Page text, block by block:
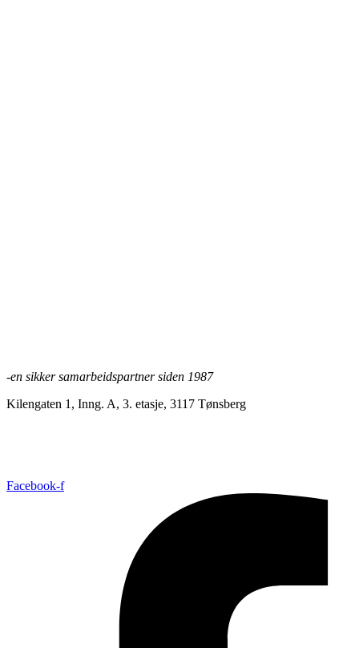
-en sikker samarbeidspartner siden 1987
Kilengaten 1, Inng. A, 3. etasje, 3117 Tønsberg
Facebook-f